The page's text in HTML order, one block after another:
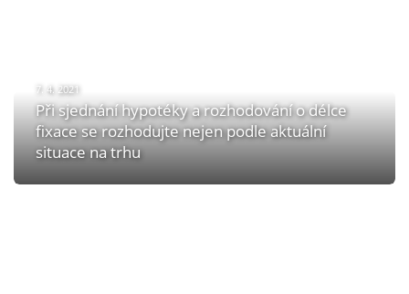
7. 4. 2021
Při sjednání hypotéky a rozhodování o délce
fixace se rozhodujte nejen podle aktuální
situace na trhu